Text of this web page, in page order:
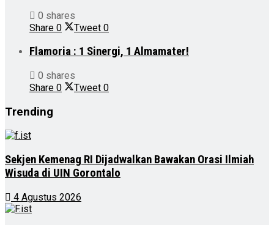
0 shares
Share 0 Tweet 0
Flamoria : 1 Sinergi, 1 Almamater!
0 shares
Share 0 Tweet 0
Trending
Sekjen Kemenag RI Dijadwalkan Bawakan Orasi Ilmiah
Wisuda di UIN Gorontalo
4 Agustus 2026